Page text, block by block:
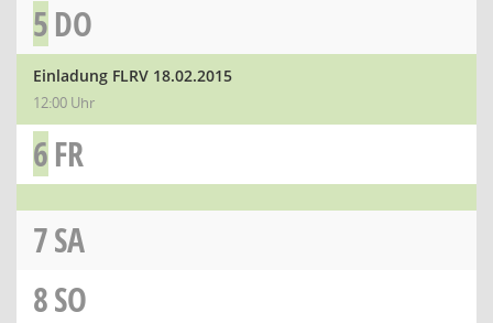
5DO
Einladung FLRV 18.02.2015
12:00 Uhr
6FR
7SA
8SO